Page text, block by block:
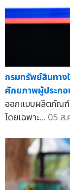
กรมทรัพย์สินทา
ศักยภาพผู้ประกอ
ออกแบบผลิตภัณฑ์
โดยเฉพาะ... 05 ส.